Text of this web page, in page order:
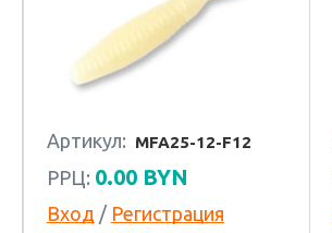
Артикул: MFA25-12-F12
РРЦ: 0.00BYN
Вход / Регистрация